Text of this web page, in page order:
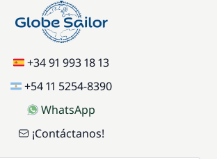
+34 91 993 18 13
+54 11 5254-8390
WhatsApp
¡Contáctanos!